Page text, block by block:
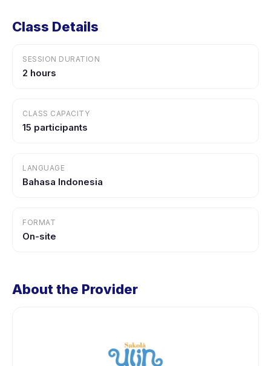
Class Details
SESSION DURATION
2 hours
CLASS CAPACITY
15 participants
LANGUAGE
Bahasa Indonesia
FORMAT
On-site
About the Provider